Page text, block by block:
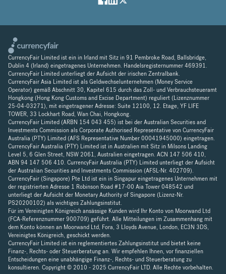
CurrencyFair Limited ist ein in Irland mit Sitz in 91 Pembroke Road, Ballsbridge,
Dublin 4 (Irland) eingetragenes Unternehmen. Handelsregisternummer 469391.
CurrencyFair Limited unterliegt der Aufsicht der irischen Zentralbank.
CurrencyFair Asia Limited ist als Geldwechselunternehmen (Money Service
Operator) gemäß Abschnitt 30, Kapitel 615 durch das Zoll- und Verbrauchsteueramt
Hongkong (Hong Kong Customs and Excise Department) reguliert (Lizenznummer
25-04-03271), mit eingetragener Adresse: Suite 12100, 12. Etage, YF LIFE
TOWER, 33 Lockhart Road, Wan Chai, Hongkong.
CurrencyFair Limited (ARBN 154 043 455) ist bei der Australian Securities and
Investments Commission als Corporate Authorised Representative von CurrencyFair
Australia (PTY) Limited (AFS Representative Number 00041945000) eingetragen.
CurrencyFair Australia (PTY) Limited ist in Australien mit Sitz in Milsons Landing
Level 5, 6 Glen Street, NSW 2061, Australien eingetragen. ACN 147 506 410,
ABN 94 147 506 410. CurrencyFair Australia (PTY) Limited unterliegt der Aufsicht
der Australian Securities and Investments Commission (AFSL-Nr. 402709).
CurrencyFair (Singapore) Pte Ltd ist ein in Singapur eingetragenes Unternehmen mit
der registrierten Adresse 1 Robinson Road #17-00 Aia Tower 048542 und
unterliegt der Aufsicht der Monetary Authority of Singapore (Lizenz-Nr.
PS20200102) als wichtiges Zahlungsinstitut.
Für im Vereinigten Königreich ansässige Kunden wird Ihr Konto von Moorwand Ltd
(FCA-Referenznummer 900709) geführt. Alle Mitteilungen im Zusammenhang mit
dem Konto können an Moorwand Ltd, Fora, 3 Lloyds Avenue, London, EC3N 3DS,
Vereinigtes Königreich, geschickt werden.
CurrencyFair Limited ist ein reglementiertes Zahlungsinstitut und bietet keine
Finanz-, Rechts- oder Steuerberatung an. Wir empfehlen Ihnen, vor finanziellen
Entscheidungen eine unabhängige Finanz-, Rechts- und Steuerberatung zu
konsultieren. Copyright © 2010 - 2025 CurrencyFair LTD. Alle Rechte vorbehalten.